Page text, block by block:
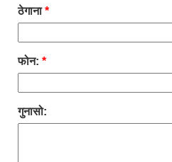
ठेगाना*
फोन: *
गुनासो: